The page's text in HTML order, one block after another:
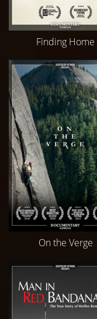
Finding Home
On the Verge